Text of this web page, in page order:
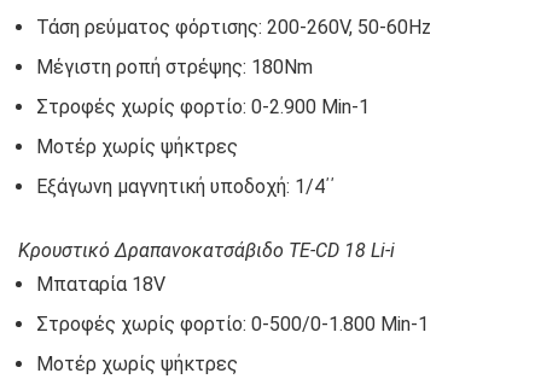
Τάση ρεύματος φόρτισης: 200-260V, 50-60Hz
Μέγιστη ροπή στρέψης: 180Nm
Στροφές χωρίς φορτίο: 0-2.900 Min-1
Μοτέρ χωρίς ψήκτρες
Εξάγωνη μαγνητική υποδοχή: 1/4΄΄
Κρουστικό Δραπανοκατσάβιδο TE-CD 18 Li-i
Μπαταρία 18V
Στροφές χωρίς φορτίο: 0-500/0-1.800 Min-1
Μοτέρ χωρίς ψήκτρες